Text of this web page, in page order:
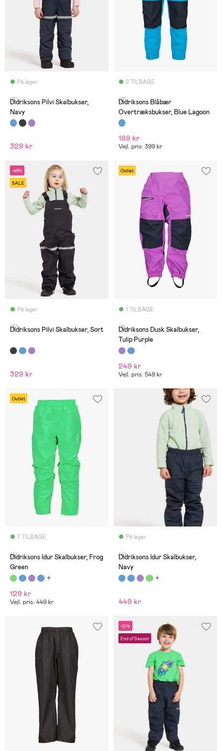
På lager
(5)
Didriksons Pilvi Skalbukser,
Navy
329 kr
2 TILBAGE
(2)
Didriksons Blåbær
Overtræksbukser, Blue Lagoon
189 kr
Vejl. pris: 399 kr
-49%
SALE
På lager
(5)
Didriksons Pilvi Skalbukser, Sort
329 kr
Outlet
1 TILBAGE
(1)
Didriksons Dusk Skalbukser,
Tulip Purple
249 kr
Vejl. pris: 549 kr
Outlet
7 TILBAGE
(4)
Didriksons Idur Skalbukser, Frog
Green
129 kr
Vejl. pris: 449 kr
På lager
(4)
Didriksons Idur Skalbukser,
Navy
449 kr
-10%
End of Season